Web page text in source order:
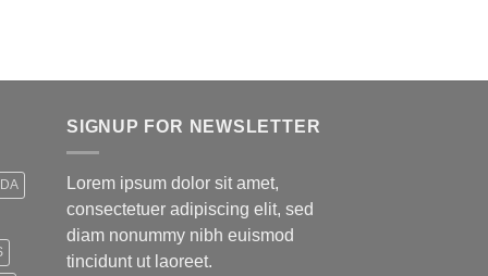
SIGNUP FOR NEWSLETTER
Lorem ipsum dolor sit amet,
consectetuer adipiscing elit, sed
diam nonummy nibh euismod
tincidunt ut laoreet.